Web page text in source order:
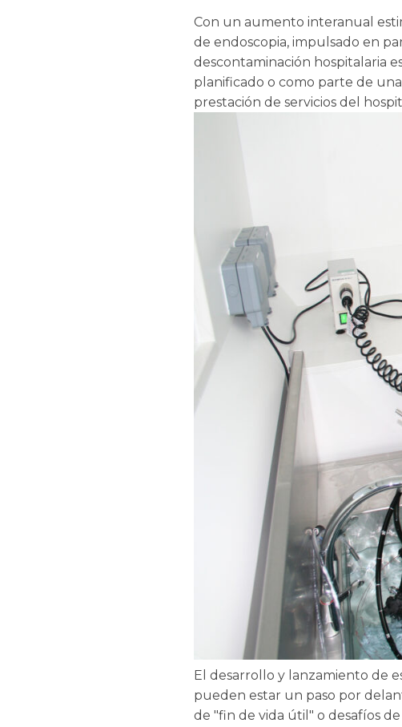
Con un aumento interanual
de endoscopia, impulsado en
descontaminación hospitalaria
planificado o como parte de
prestación de servicios del
El desarrollo y lanzamiento de
pueden estar un paso por
de "fin de vida útil" o desafíos